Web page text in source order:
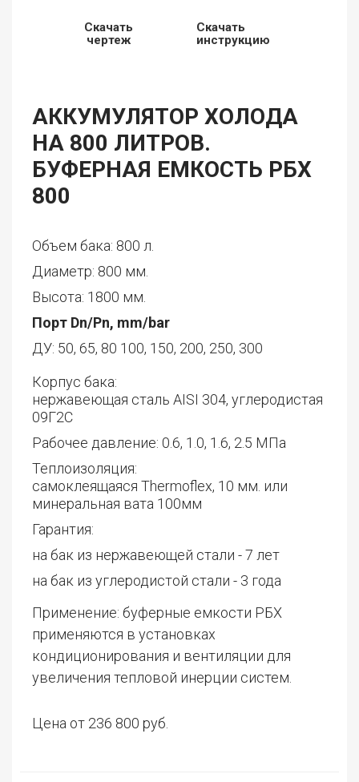
Скачать
чертеж
Скачать
инструкцию
АККУМУЛЯТОР ХОЛОДА
НА 800 ЛИТРОВ.
БУФЕРНАЯ ЕМКОСТЬ РБХ
800
Объем бака: 800 л.
Диаметр: 800 мм.
Высота: 1800 мм.
Порт Dn/Pn, mm/bar
ДУ: 50, 65, 80 100, 150, 200, 250, 300
Корпус бака:
нержавеющая сталь AISI 304, углеродистая
09Г2С
Рабочее давление: 0.6, 1.0, 1.6, 2.5 МПа
Теплоизоляция:
самоклеящаяся Thermoflex, 10 мм. или
минеральная вата 100мм
Гарантия:
на бак из нержавеющей стали - 7 лет
на бак из углеродистой стали - 3 года
Применение: буферные емкости РБХ
применяются в установках
кондиционирования и вентиляции для
увеличения тепловой инерции систем.
Цена от 236 800 руб.